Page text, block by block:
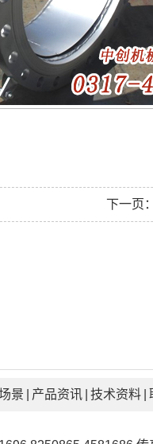
下一页：
景 产品资讯 技术资料